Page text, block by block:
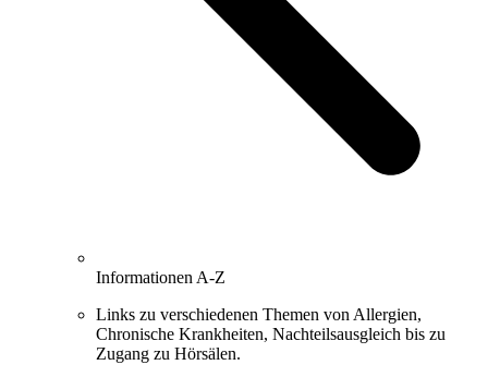
Informationen A-Z
Links zu verschiedenen Themen von Allergien,
Chronische Krankheiten, Nachteilsausgleich bis zu
Zugang zu Hörsälen.